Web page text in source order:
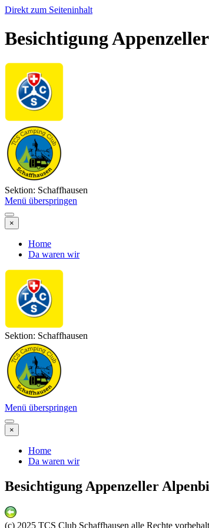
Direkt zum Seiteninhalt
Besichtigung
Sektion: Schaffhausen
Menü überspringen
×
Home
Da waren wir
Sektion: Schaffhausen
Menü überspringen
×
Home
Da waren wir
Besichtigung Appenzeller
(c) 2025 TCS Club Schaffhausen alle Rechte